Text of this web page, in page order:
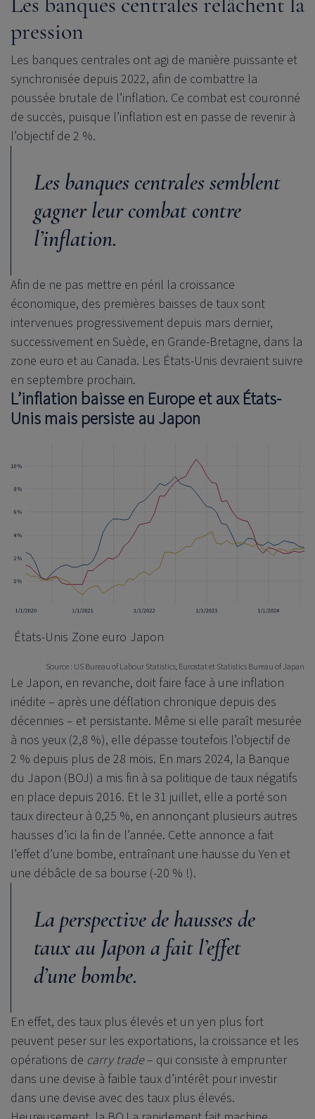
pression
Les banques centrales ont agi de manière puissante et
synchronisée depuis 2022, afin de combattre la
poussée brutale de l’inflation. Ce combat est couronné
de succès, puisque l’inflation est en passe de revenir à
l’objectif de 2 %.
Les banques centrales semblent
gagner leur combat contre
l’inflation.
Afin de ne pas mettre en péril la croissance
économique, des premières baisses de taux sont
intervenues progressivement depuis mars dernier,
successivement en Suède, en Grande-Bretagne, dans la
zone euro et au Canada. Les États-Unis devraient suivre
en septembre prochain.
L’inflation baisse en Europe et aux États-
Unis mais persiste au Japon
États-Unis Zone euro Japon
Source : US Bureau of Labour Statistics, Eurostat et Statistics Bureau of Japan
Le Japon, en revanche, doit faire face à une inflation
inédite – après une déflation chronique depuis des
décennies – et persistante. Même si elle paraît mesurée
à nos yeux (2,8 %), elle dépasse toutefois l’objectif de
2 % depuis plus de 28 mois. En mars 2024, la Banque
du Japon (BOJ) a mis fin à sa politique de taux négatifs
en place depuis 2016. Et le 31 juillet, elle a porté son
taux directeur à 0,25 %, en annonçant plusieurs autres
hausses d’ici la fin de l’année. Cette annonce a fait
l’effet d’une bombe, entraînant une hausse du Yen et
une débâcle de sa bourse (-20 % !).
La perspective de hausses de
taux au Japon a fait l’effet
d’une bombe.
En effet, des taux plus élevés et un yen plus fort
peuvent peser sur les exportations, la croissance et les
opérations de carry trade– qui consiste à emprunter
dans une devise à faible taux d’intérêt pour investir
dans une devise avec des taux plus élevés.